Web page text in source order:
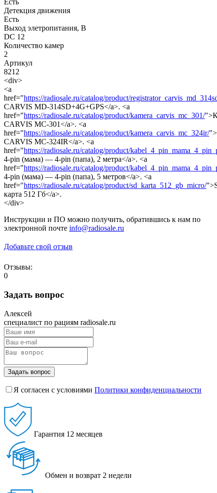
Есть
Детекция движения
Есть
Выход элетропитания, В
DC 12
Количество камер
2
Артикул
8212
<div>
<a
href="https://radiosale.ru/catalog/product/
CARVIS MD-314SD+4G+GPS</a>. <a
href="https://radiosale.ru/catalog/product/kamera_carvis_mc_301/
CARVIS MC-301</a>. <a
href="https://radiosale.ru/catalog/product/kamera_carvis_mc_324ir/
CARVIS MC-324IR</a>. <a
href="https://radiosale.ru/catalog/product/
4-pin (мама) — 4-pin (папа), 2 метра</a>. <a
href="https://radiosale.ru/catalog/product/
4-pin (мама) — 4-pin (папа), 5 метров</a>. <a
href="https://radiosale.ru/catalog/product/sd_karta_512_gb_micro/
карта 512 Гб</a>.
</div>
Инструкции и ПО можно получить, обратившись к нам по
электронной почте info@radiosale.ru
Добавьте свой отзыв
Отзывы:
0
Задать вопрос
Алексей
специалист по рациям radiosale.ru
Задать вопрос
Я согласен с условиями Политики конфиденциальности
Гарантия 12 месяцев
Обмен и возврат 2 недели